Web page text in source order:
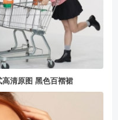
清原图 黑色百褶裙